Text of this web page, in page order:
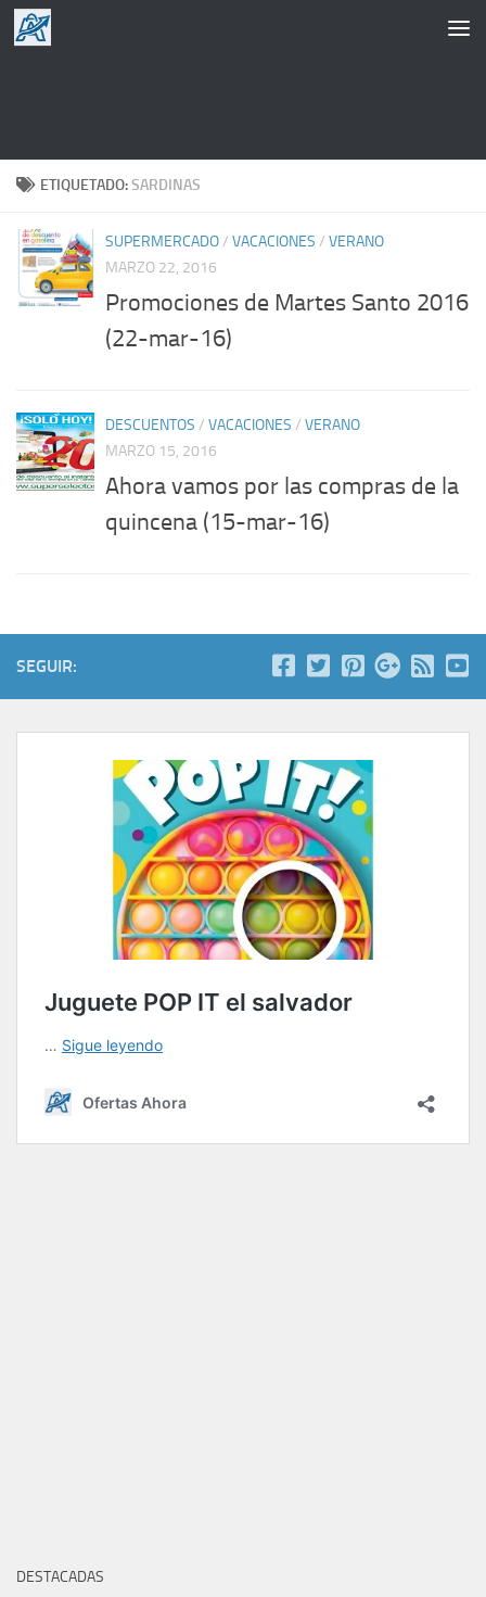
Saltar al contenido
ETIQUETADO:SARDINAS
SUPERMERCADO/ VACACIONES / VERANO
MARZO 22, 2016
Promociones de Martes Santo 2016
(22-mar-16)
DESCUENTOS / VACACIONES / VERANO
MARZO 15, 2016
Ahora vamos por las compras de la
quincena (15-mar-16)
SEGUIR:
DESTACADAS